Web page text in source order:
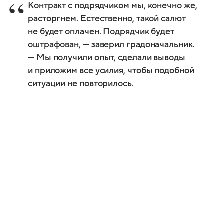
Контракт с подрядчиком мы, конечно же,
расторгнем. Естественно, такой салют
не будет оплачен. Подрядчик будет
оштрафован, — заверил градоначальник.
— Мы получили опыт, сделали выводы
и приложим все усилия, чтобы подобной
ситуации не повторилось.